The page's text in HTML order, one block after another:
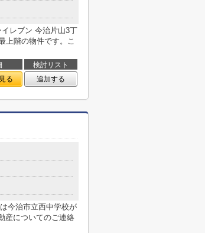
レブン 今治片山3丁
上階の物件です。こ
検討リスト
る 追加する
今治市立西中学校が
産についてのご連絡